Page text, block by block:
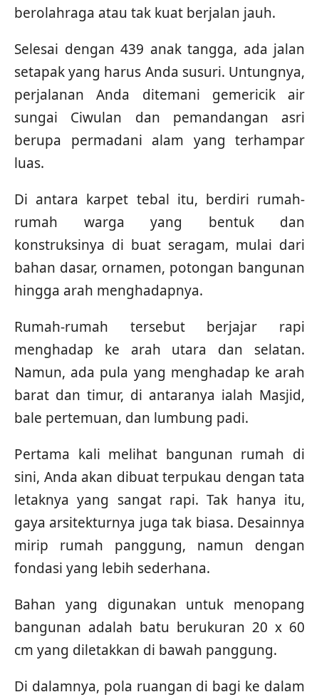
berolahraga atau tak kuat berjalan jauh.
Selesai dengan 439 anak tangga, ada jalan
setapak yang harus Anda susuri. Untungnya,
perjalanan Anda ditemani gemericik air
sungai Ciwulan dan pemandangan asri
berupa permadani alam yang terhampar
luas.
Di antara karpet tebal itu, berdiri rumah-
rumah warga yang bentuk dan
konstruksinya di buat seragam, mulai dari
bahan dasar, ornamen, potongan bangunan
hingga arah menghadapnya.
Rumah-rumah tersebut berjajar rapi
menghadap ke arah utara dan selatan.
Namun, ada pula yang menghadap ke arah
barat dan timur, di antaranya ialah Masjid,
bale pertemuan, dan lumbung padi.
Pertama kali melihat bangunan rumah di
sini, Anda akan dibuat terpukau dengan tata
letaknya yang sangat rapi. Tak hanya itu,
gaya arsitekturnya juga tak biasa. Desainnya
mirip rumah panggung, namun dengan
fondasi yang lebih sederhana.
Bahan yang digunakan untuk menopang
bangunan adalah batu berukuran 20 x 60
cm yang diletakkan di bawah panggung.
Di dalamnya, pola ruangan di bagi ke dalam